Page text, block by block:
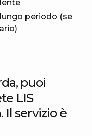
periodo (se
puoi
LIS
Il servizio è